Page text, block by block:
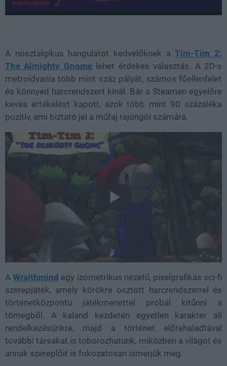
A nosztalgikus hangulatot kedvelőknek aTim-Tim 2:
The Almighty Gnomelehet érdekes választás. A 2D-s
metroidvania több mint száz pályát, számos főellenfelet
és könnyed harcrendszert kínál. Bár a Steamen egyelőre
kevés értékelést kapott, azok több mint 90 százaléka
pozitív, ami biztató jel a műfaj rajongói számára.
AWraithmind egy izometrikus nézetű, pixelgrafikás sci-fi
szerepjáték, amely körökre osztott harcrendszerrel és
történetközpontú játékmenettel próbál kitűnni a
tömegből. A kaland kezdetén egyetlen karakter áll
rendelkezésünkre, majd a történet előrehaladtával
további társakat is toborozhatunk, miközben a világot és
annak szereplőit is fokozatosan ismerjük meg.